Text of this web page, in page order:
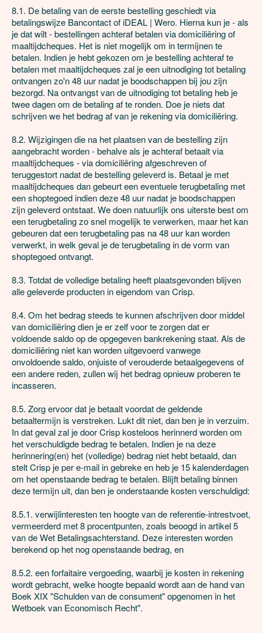
8.1. De betaling van de eerste bestelling geschiedt via
betalingswijze Bancontact of iDEAL | Wero. Hierna kun je - als
je dat wilt - bestellingen achteraf betalen via domiciliëring of
maaltijdcheques. Het is niet mogelijk om in termijnen te
betalen. Indien je hebt gekozen om je bestelling achteraf te
betalen met maaltijdcheques zal je een uitnodiging tot betaling
ontvangen zo'n 48 uur nadat je boodschappen bij jou zijn
bezorgd. Na ontvangst van de uitnodiging tot betaling heb je
twee dagen om de betaling af te ronden. Doe je niets dat
schrijven we het bedrag af van je rekening via domiciliëring.
8.2. Wijzigingen die na het plaatsen van de bestelling zijn
aangebracht worden - behalve als je achteraf betaalt via
maaltijdcheques - via domiciliëring afgeschreven of
teruggestort nadat de bestelling geleverd is. Betaal je met
maaltijdcheques dan gebeurt een eventuele terugbetaling met
een shoptegoed indien deze 48 uur nadat je boodschappen
zijn geleverd ontstaat. We doen natuurlijk ons uiterste best om
een terugbetaling zo snel mogelijk te verwerken, maar het kan
gebeuren dat een terugbetaling pas na 48 uur kan worden
verwerkt, in welk geval je de terugbetaling in de vorm van
shoptegoed ontvangt.
8.3. Totdat de volledige betaling heeft plaatsgevonden blijven
alle geleverde producten in eigendom van Crisp.
8.4. Om het bedrag steeds te kunnen afschrijven door middel
van domiciliëring dien je er zelf voor te zorgen dat er
voldoende saldo op de opgegeven bankrekening staat. Als de
domiciliëring niet kan worden uitgevoerd vanwege
onvoldoende saldo, onjuiste of verouderde betaalgegevens of
een andere reden, zullen wij het bedrag opnieuw proberen te
incasseren.
8.5. Zorg ervoor dat je betaalt voordat de geldende
betaaltermijn is verstreken. Lukt dit niet, dan ben je in verzuim.
In dat geval zal je door Crisp kosteloos herinnerd worden om
het verschuldigde bedrag te betalen. Indien je na deze
herinnering(en) het (volledige) bedrag niet hebt betaald, dan
stelt Crisp je per e-mail in gebreke en heb je 15 kalenderdagen
om het openstaande bedrag te betalen. Blijft betaling binnen
deze termijn uit, dan ben je onderstaande kosten verschuldigd:
8.5.1. verwijlinteresten ten hoogte van de referentie-intrestvoet,
vermeerderd met 8 procentpunten, zoals beoogd in artikel 5
van de Wet Betalingsachterstand. Deze interesten worden
berekend op het nog openstaande bedrag, en
8.5.2. een forfaitaire vergoeding, waarbij je kosten in rekening
wordt gebracht, welke hoogte bepaald wordt aan de hand van
Boek XIX "Schulden van de consument" opgenomen in het
Wetboek van Economisch Recht".